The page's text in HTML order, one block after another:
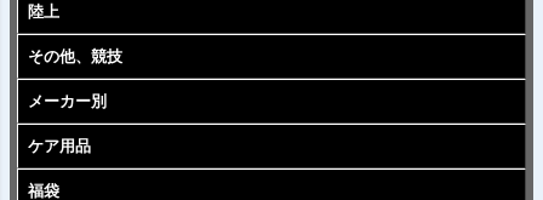
陸上
その他、競技
メーカー別
ケア用品
福袋